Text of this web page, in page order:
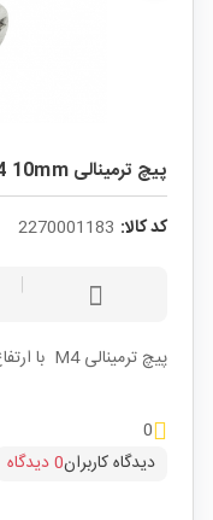
پیچ ترمینالی M4 10mm
کد کالا: 2270001183
پیچ ترمینالی M4 با ارتفاع 10 میلیمتر
0
دیدگاه کاربران0 دیدگاه